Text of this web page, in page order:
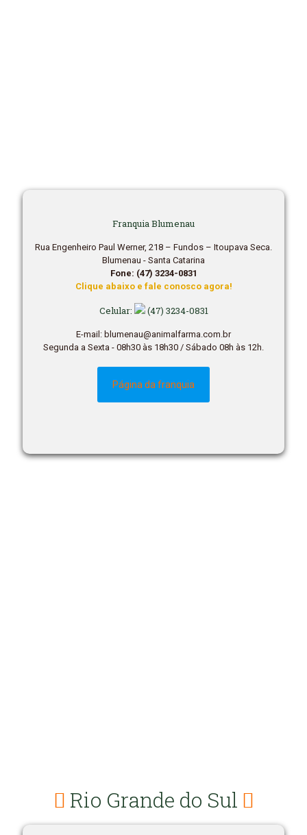
Franquia Blumenau
Rua Engenheiro Paul Werner, 218 – Fundos – Itoupava Seca.
Blumenau - Santa Catarina
Fone: (47) 3234-0831
Clique abaixo e fale conosco agora!
Celular: (47) 3234-0831
E-mail: blumenau@animalfarma.com.br
Segunda a Sexta - 08h30 às 18h30 / Sábado 08h às 12h.
Página da franquia
Rio Grande do Sul